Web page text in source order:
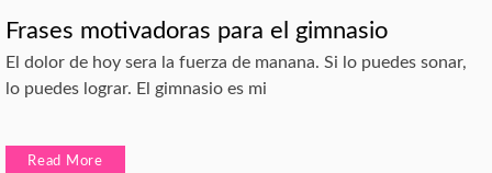
Frases motivadoras para el gimnasio
El dolor de hoy sera la fuerza de manana. Si lo puedes sonar,
lo puedes lograr. El gimnasio es mi
Read More